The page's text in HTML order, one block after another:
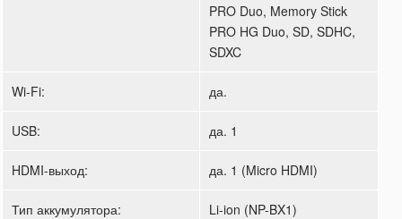
PRO Duo, Memory Stick
PRO HG Duo, SD, SDHC,
SDXC
Wi-Fi: да.
USB: да. 1
HDMI-выход: да. 1 (Micro HDMI)
Тип аккумулятора: Li-ion (NP-BX1)